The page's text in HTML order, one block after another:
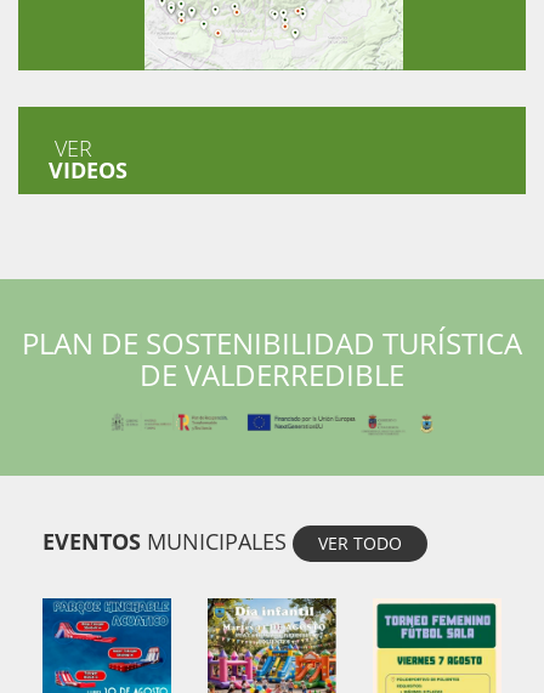
VER
VIDEOS
PLAN DE SOSTENIBILIDAD TURÍSTICA
DE VALDERREDIBLE
EVENTOS MUNICIPALES VER TODO